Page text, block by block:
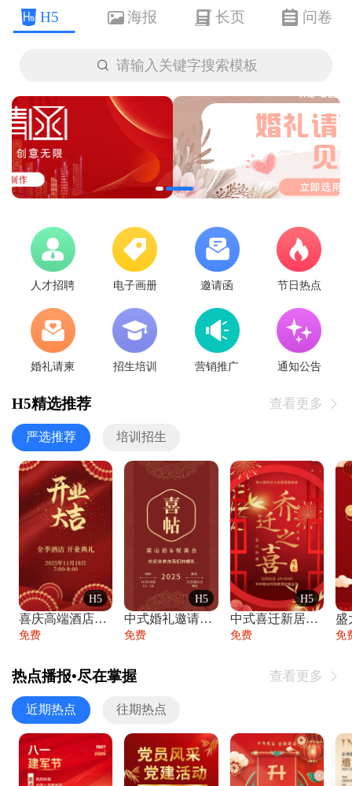
H5 海报 长页 问卷
 请输入关键字搜索模板
人才招聘 电子画册 邀请函 节日热点
婚礼请柬 招生培训 营销推广 通知公告
H5精选推荐 查看更多 
严选推荐 培训招生
H5
喜庆高端酒店开业大吉邀请函
免费
H5
中式婚礼邀请函中国风传统复古婚礼请柬请帖
免费
H5
中式喜迁新居乔迁之喜邀请函宴会请帖
免费 免
热点播报•尽在掌握 查看更多 
近期热点 往期热点